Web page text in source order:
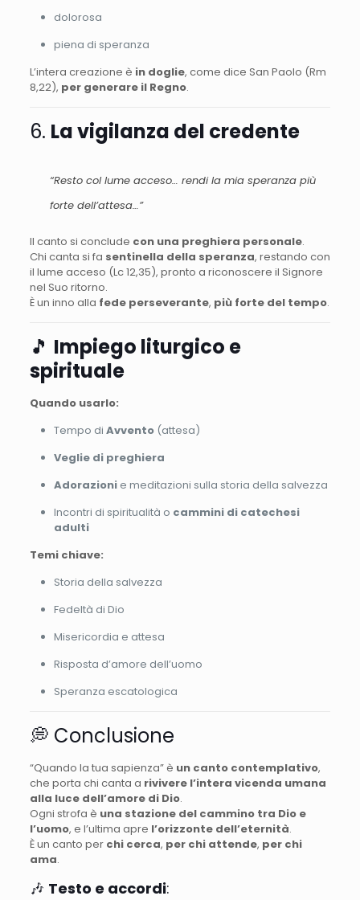
dolorosa
piena di speranza
L’intera creazione è in doglie, come dice San Paolo (Rm
8,22), per generare il Regno.
6. La vigilanza del credente
“Resto col lume acceso… rendi la mia speranza più
forte dell’attesa…”
Il canto si conclude con una preghiera personale.
Chi canta si fa sentinella della speranza, restando con
il lume acceso (Lc 12,35), pronto a riconoscere il Signore
nel Suo ritorno.
È un inno alla fede perseverante, più forte del tempo.
🎵 Impiego liturgico e
spirituale
Quando usarlo:
Tempo di Avvento(attesa)
Veglie di preghiera
Adorazionie meditazioni sulla storia della salvezza
Incontri di spiritualità o cammini di catechesi
adulti
Temi chiave:
Storia della salvezza
Fedeltà di Dio
Misericordia e attesa
Risposta d’amore dell’uomo
Speranza escatologica
💭 Conclusione
“Quando la tua sapienza” è un canto contemplativo,
che porta chi canta a rivivere l’intera vicenda umana
alla luce dell’amore di Dio.
Ogni strofa è una stazione del cammino tra Dio e
l’uomo, e l’ultima apre l’orizzonte dell’eternità.
È un canto per chi cerca, per chi attende, per chi
ama.
🎶 Testo e accordi: